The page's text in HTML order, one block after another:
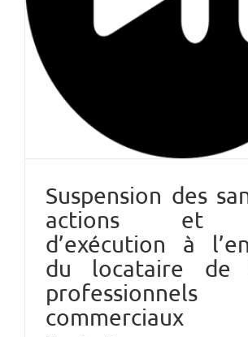
Suspension des
actions et
d’exécution à
du locataire de
commerciaux